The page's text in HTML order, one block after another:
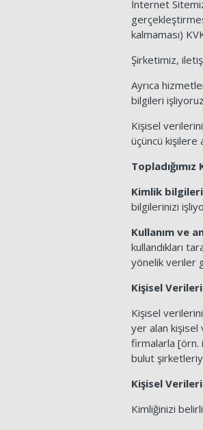
İnternet
kalmaması)
Şirketimiz,
Ayrıca
bilgileri
Kişisel
üçüncü kişilere
Kimlik bilgileri
bilgilerinizi
Kullanım ve
kullandıkları
yönelik veriler
Kişisel
Kişisel
yer alan kişisel
firmalarla [örn.
bulut
Kişisel
Kimliğinizi